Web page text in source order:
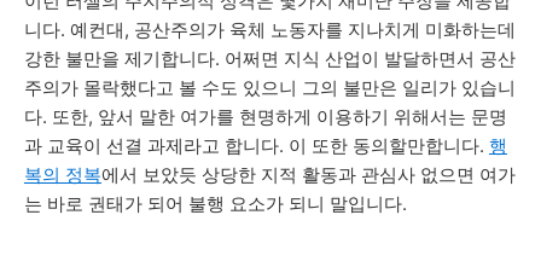
니다. 예컨대, 공산주의가 육체 노동자를 지나치게 미화하는데
강한 불만을 제기합니다. 어쩌면 지식 산업이 발달하면서 공산
주의가 몰락했다고 볼 수도 있으니 그의 불만은 일리가 있습니
다. 또한, 앞서 말한 여가를 현명하게 이용하기 위해서는 문명
과 교육이 선결 과제라고 합니다. 이 또한 동의할만합니다. 행
복의 정복에서 보았듯 상당한 지적 활동과 관심사 없으면 여가
는 바로 권태가 되어 불행 요소가 되니 말입니다.